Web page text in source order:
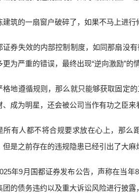
建筑的一扇窗户破碎了，如果不马上进
证券失效的内部控制制度，如同那扇没
更为严重的错误，最终出现“逆向激励”的
格地遵循规则，那么就只能够获取固定
、成为明星，还会被公司当作有功之臣来
所有人都不将合规要求放在心上，那么
但是之前存在的违规隐患已经引出了大麻
年9月国都证券发布公告，声称在当年
团的债务违约以及重大诉讼风险进行披露